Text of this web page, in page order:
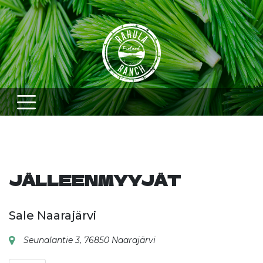
Skip
to
content
JÄLLEENMYYJÄT
Sale Naarajärvi
Seunalantie 3, 76850 Naarajärvi